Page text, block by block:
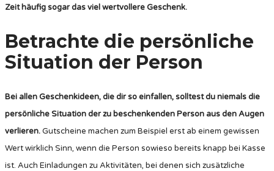
Zeit häufig sogar das viel wertvollere Geschenk.
Betrachte die persönliche
Situation der Person
Bei allen Geschenkideen, die dir so einfallen, solltest du niemals die
persönliche Situation der zu beschenkenden Person aus den Augen
verlieren.Gutscheine machen zum Beispiel erst ab einem gewissen
Wert wirklich Sinn, wenn die Person sowieso bereits knapp bei Kasse
ist. Auch Einladungen zu Aktivitäten, bei denen sich zusätzliche